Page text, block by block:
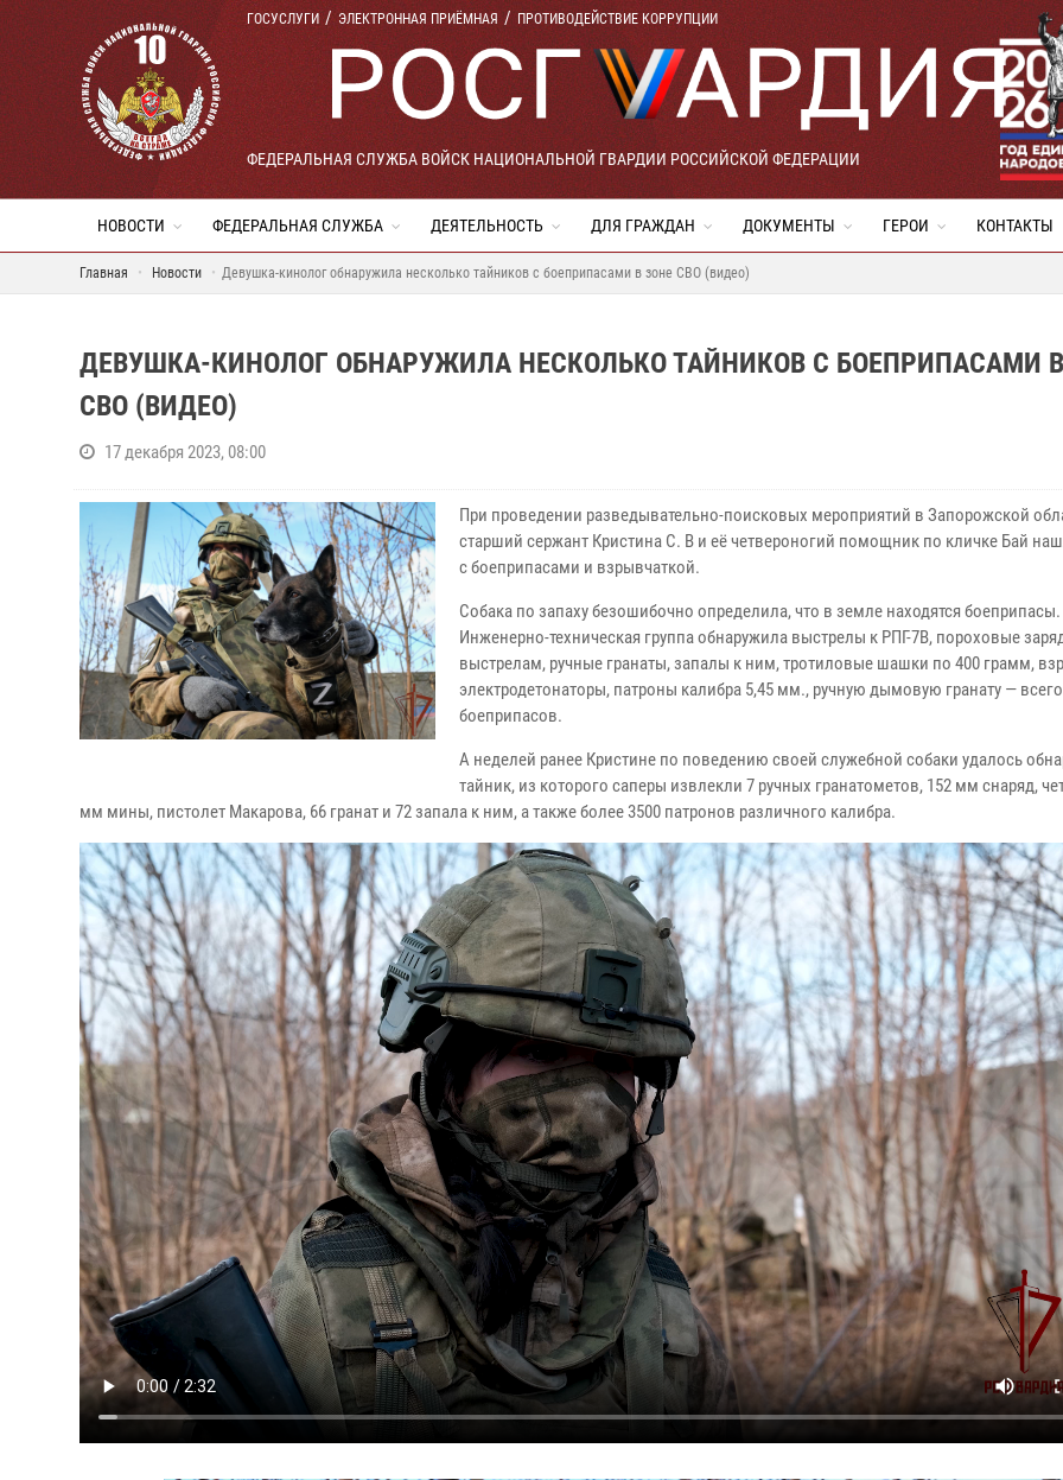
ГОСУСЛУГИ ЭЛЕКТРОННАЯ ПРИЁМНАЯ ПРОТИВОДЕЙСТВИЕ КОРРУПЦИИ
ФЕДЕРАЛЬНАЯ СЛУЖБА ВОЙСК НАЦИОНАЛЬНОЙ ГВАРДИИ РОССИЙСКОЙ ФЕДЕРАЦИИ
НОВОСТИ ФЕДЕРАЛЬНАЯ СЛУЖБА ДЕЯТЕЛЬНОСТЬ ДЛЯ ГРАЖДАН ДОКУМЕНТЫ ГЕРОИ КОНТАКТЫ
Главная Новости Девушка-кинолог обнаружила несколько тайников с боеприпасами в зоне СВО (видео)
ДЕВУШКА-КИНОЛОГ ОБНАРУЖИЛА НЕСКОЛЬКО ТАЙНИКОВ С БОЕПРИПАСАМИ
СВО (ВИДЕО)
17 декабря 2023, 08:00
При проведении разведывательно-поисковых мероприятий в Запорожской
старший сержант Кристина С. В и её четвероногий помощник по кличке Бай
с боеприпасами и взрывчаткой.
Собака по запаху безошибочно определила, что в земле находятся боеприпасы.
Инженерно-техническая группа обнаружила выстрелы к РПГ-7В, пороховые
выстрелам, ручные гранаты, запалы к ним, тротиловые шашки по 400 грамм,
электродетонаторы, патроны калибра 5,45 мм., ручную дымовую гранату —
боеприпасов.
А неделей ранее Кристине по поведению своей служебной собаки удалось
тайник, из которого саперы извлекли 7 ручных гранатометов, 152 мм снаряд,
мм мины, пистолет Макарова, 66 гранат и 72 запала к ним, а также более 3500 патронов различного калибра.